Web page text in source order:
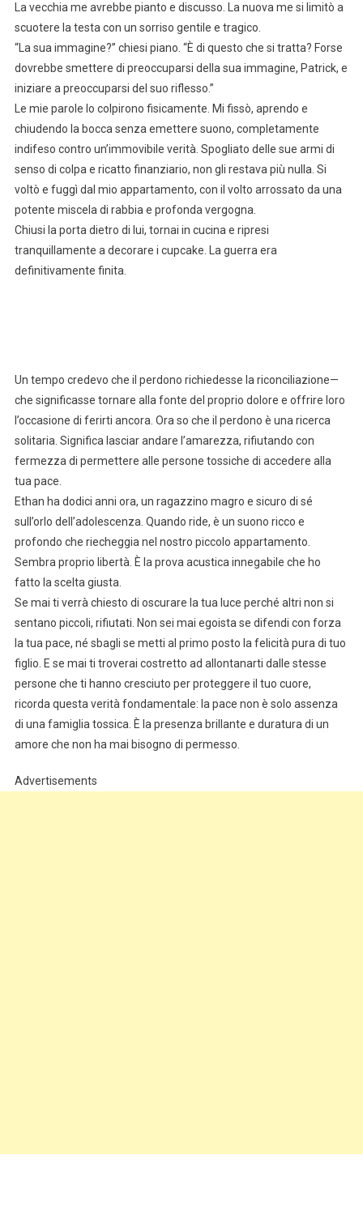
La vecchia me avrebbe pianto e discusso. La nuova me si limitò a
scuotere la testa con un sorriso gentile e tragico.
“La sua immagine?” chiesi piano. “È di questo che si tratta? Forse
dovrebbe smettere di preoccuparsi della sua immagine, Patrick, e
iniziare a preoccuparsi del suo riflesso.”
Le mie parole lo colpirono fisicamente. Mi fissò, aprendo e
chiudendo la bocca senza emettere suono, completamente
indifeso contro un’immovibile verità. Spogliato delle sue armi di
senso di colpa e ricatto finanziario, non gli restava più nulla. Si
voltò e fuggì dal mio appartamento, con il volto arrossato da una
potente miscela di rabbia e profonda vergogna.
Chiusi la porta dietro di lui, tornai in cucina e ripresi
tranquillamente a decorare i cupcake. La guerra era
definitivamente finita.
Un tempo credevo che il perdono richiedesse la riconciliazione—
che significasse tornare alla fonte del proprio dolore e offrire loro
l’occasione di ferirti ancora. Ora so che il perdono è una ricerca
solitaria. Significa lasciar andare l’amarezza, rifiutando con
fermezza di permettere alle persone tossiche di accedere alla
tua pace.
Ethan ha dodici anni ora, un ragazzino magro e sicuro di sé
sull’orlo dell’adolescenza. Quando ride, è un suono ricco e
profondo che riecheggia nel nostro piccolo appartamento.
Sembra proprio libertà. È la prova acustica innegabile che ho
fatto la scelta giusta.
Se mai ti verrà chiesto di oscurare la tua luce perché altri non si
sentano piccoli, rifiutati. Non sei mai egoista se difendi con forza
la tua pace, né sbagli se metti al primo posto la felicità pura di tuo
figlio. E se mai ti troverai costretto ad allontanarti dalle stesse
persone che ti hanno cresciuto per proteggere il tuo cuore,
ricorda questa verità fondamentale: la pace non è solo assenza
di una famiglia tossica. È la presenza brillante e duratura di un
amore che non ha mai bisogno di permesso.
Advertisements